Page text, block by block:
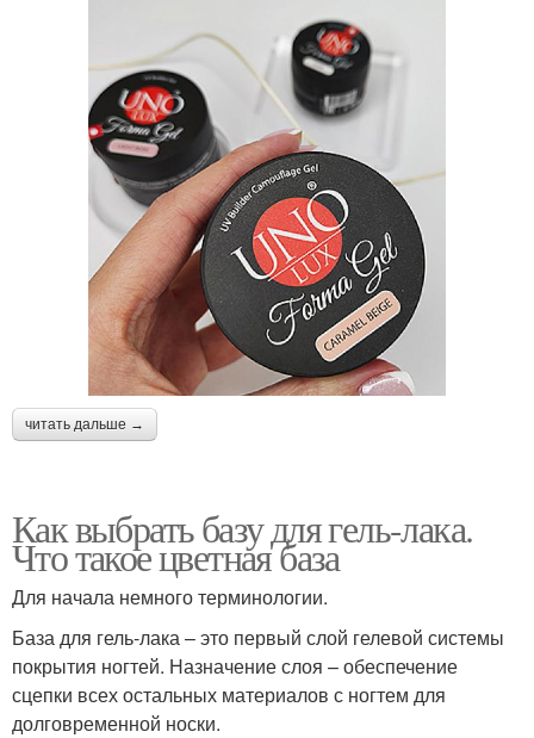
читать дальше →
Как выбрать базу для гель-лака.
Что такое цветная база
Для начала немного терминологии.
База для гель-лака – это первый слой гелевой системы
покрытия ногтей. Назначение слоя – обеспечение
сцепки всех остальных материалов с ногтем для
долговременной носки.